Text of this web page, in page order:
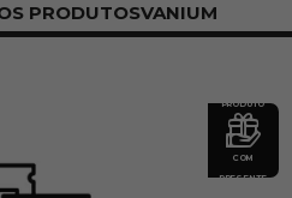
PRODUTOSVANIUM
PRODUTO
COM
PRESENTE